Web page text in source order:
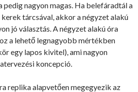
nagyon magas. Ha belefáradtál a
tárcsával, akkor a négyzet alakú
jó választás. A négyzet alakú óra
a lehető legnagyobb mértékben
egy lapos kivitel), ami nagyon
koncepció.
replika alapvetően megegyezik az